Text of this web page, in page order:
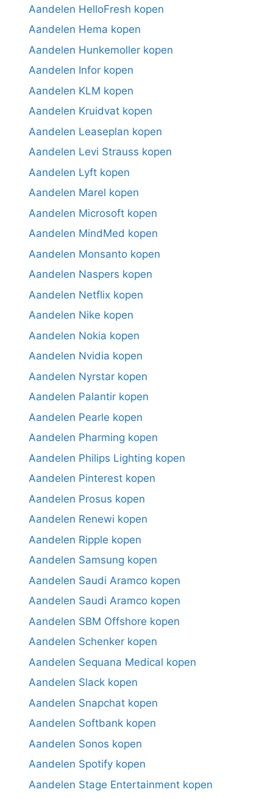
Aandelen HelloFresh kopen
Aandelen Hema kopen
Aandelen Hunkemoller kopen
Aandelen Infor kopen
Aandelen KLM kopen
Aandelen Kruidvat kopen
Aandelen Leaseplan kopen
Aandelen Levi Strauss kopen
Aandelen Lyft kopen
Aandelen Marel kopen
Aandelen Microsoft kopen
Aandelen MindMed kopen
Aandelen Monsanto kopen
Aandelen Naspers kopen
Aandelen Netflix kopen
Aandelen Nike kopen
Aandelen Nokia kopen
Aandelen Nvidia kopen
Aandelen Nyrstar kopen
Aandelen Palantir kopen
Aandelen Pearle kopen
Aandelen Pharming kopen
Aandelen Philips Lighting kopen
Aandelen Pinterest kopen
Aandelen Prosus kopen
Aandelen Renewi kopen
Aandelen Ripple kopen
Aandelen Samsung kopen
Aandelen Saudi Aramco kopen
Aandelen Saudi Aramco kopen
Aandelen SBM Offshore kopen
Aandelen Schenker kopen
Aandelen Sequana Medical kopen
Aandelen Slack kopen
Aandelen Snapchat kopen
Aandelen Softbank kopen
Aandelen Sonos kopen
Aandelen Spotify kopen
Aandelen Stage Entertainment kopen